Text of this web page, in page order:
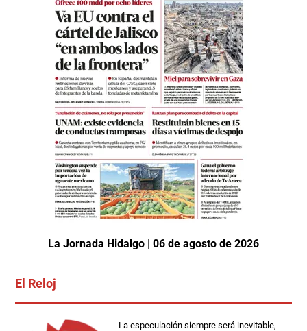
La Jornada Hidalgo | 06 de agosto de 2026
El Reloj
La especulación siempre será inevitable,